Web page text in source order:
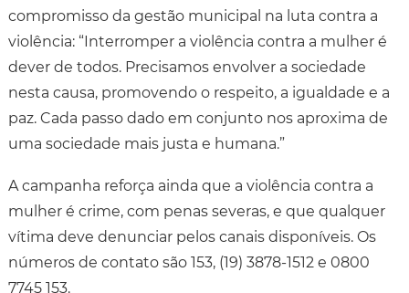
compromisso da gestão municipal na luta contra a
violência: “Interromper a violência contra a mulher é
dever de todos. Precisamos envolver a sociedade
nesta causa, promovendo o respeito, a igualdade e a
paz. Cada passo dado em conjunto nos aproxima de
uma sociedade mais justa e humana.”
A campanha reforça ainda que a violência contra a
mulher é crime, com penas severas, e que qualquer
vítima deve denunciar pelos canais disponíveis. Os
números de contato são 153, (19) 3878-1512 e 0800
7745 153.